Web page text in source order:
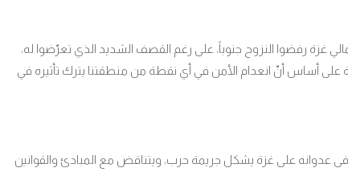
من سكان شمالي غزة رفضوا النزوح جنوباً، على رغم القصف الشديد الذي تعرّضوا له،
على أساس أنّ انعدام الأمن في أي نقطة من منطقتنا يترك تأثيره في
فی عدوانه على غزة يشكل جريمة حرب، ويتناقض مع المبادئ والقوانين